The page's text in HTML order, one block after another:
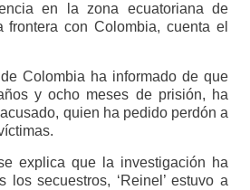
en la zona ecuatoriana de
frontera con Colombia, cuenta el
Colombia ha informado de que
y ocho meses de prisión, ha
quien ha pedido perdón a
explica que la investigación ha
los secuestros, ‘Reinel’ estuvo a